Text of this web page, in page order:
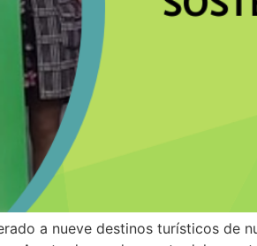
a nueve destinos turísticos de